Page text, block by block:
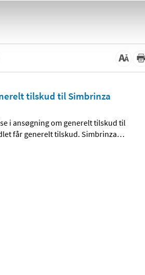
tilskud til Simbrinza
i ansøgning om generelt tilskud til
får generelt tilskud. Simbrinza…